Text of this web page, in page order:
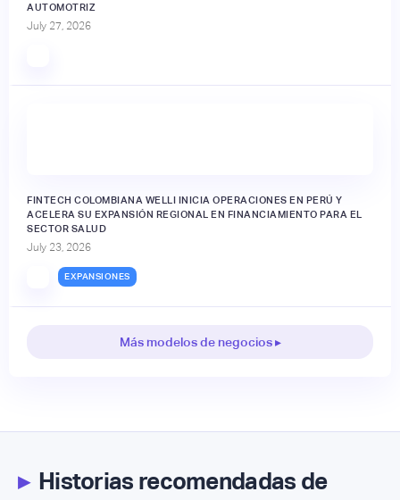
AUTOMOTRIZ
July 27, 2026
FINTECH COLOMBIANA WELLI INICIA OPERACIONES EN PERÚ Y
ACELERA SU EXPANSIÓN REGIONAL EN FINANCIAMIENTO PARA EL
SECTOR SALUD
July 23, 2026
EXPANSIONES
Más modelos de negocios ▸
▸Historias recomendadas de